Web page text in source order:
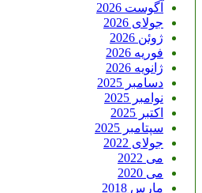
آگوست 2026
جولای 2026
ژوئن 2026
فوریه 2026
ژانویه 2026
دسامبر 2025
نوامبر 2025
اکتبر 2025
سپتامبر 2025
جولای 2022
می 2022
می 2020
مارس 2018